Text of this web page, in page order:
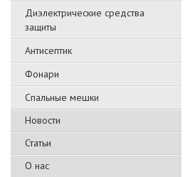
Диэлектрические средства
защиты
Антисептик
Фонари
Спальные мешки
Новости
Статьи
О нас